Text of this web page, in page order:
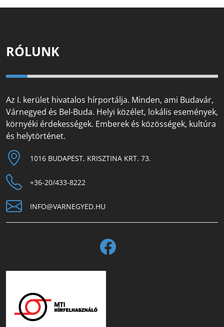
RÓLUNK
Az I. kerület hivatalos hírportálja. Minden, ami Budavár,
Várnegyed és Bel-Buda. Helyi közélet, lokális események,
környéki érdekességek. Emberek és közösségek, kultúra
és helytörténet.
1016 BUDAPEST, KRISZTINA KRT. 73.
+36-20/433-8222
INFO@VARNEGYED.HU